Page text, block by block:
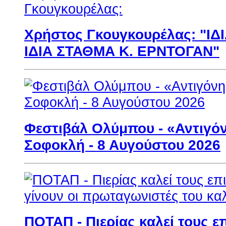
Χρήστος Γκουγκουρέλας:
ΙΔΙΑ ΣΤΑΘΜΑ Κ. ΕΡΝΤΟΓΑΝ"
Φεστιβάλ Ολύμπου -
Σοφοκλή - 8 Αυγούστου 2026
ΠΟΤΑΠ - Πιερίας καλεί τους